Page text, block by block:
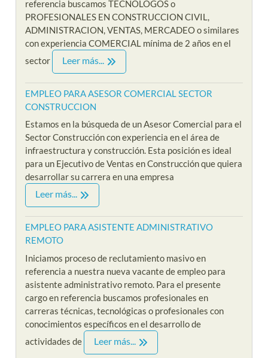
referencia buscamos TECNOLOGOS o
PROFESIONALES EN CONSTRUCCION CIVIL,
ADMINISTRACION, VENTAS, MERCADEO o similares
con experiencia COMERCIAL mínima de 2 años en el
sector
Leer más...
EMPLEO PARA ASESOR COMERCIAL SECTOR
CONSTRUCCION
Estamos en la búsqueda de un Asesor Comercial para el
Sector Construcción con experiencia en el área de
infraestructura y construcción. Esta posición es ideal
para un Ejecutivo de Ventas en Construcción que quiera
desarrollar su carrera en una empresa
Leer más...
EMPLEO PARA ASISTENTE ADMINISTRATIVO
REMOTO
Iniciamos proceso de reclutamiento masivo en
referencia a nuestra nueva vacante de empleo para
asistente administrativo remoto. Para el presente
cargo en referencia buscamos profesionales en
carreras técnicas, tecnológicas o profesionales con
conocimientos específicos en el desarrollo de
actividades de
Leer más...